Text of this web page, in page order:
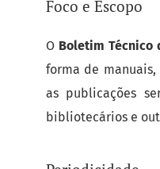
Foco e Escopo
O Boletim Técnico
forma de
as publicações
bibliotecários e